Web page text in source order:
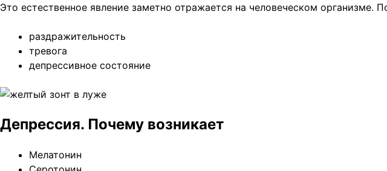
Это естественное явление заметно отражается на человеческом организме.
раздражительность
тревога
депрессивное состояние
Депрессия. Почему возникает
Мелатонин